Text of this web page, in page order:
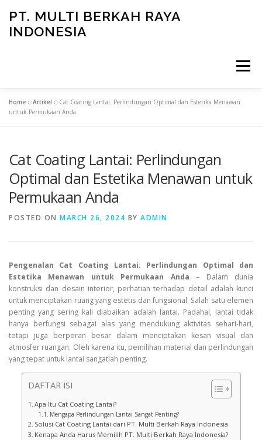
content
PT. MULTI BERKAH RAYA
INDONESIA
Menu
CONTACT
Home »Artikel »Cat Coating Lantai: Perlindungan Optimal dan Estetika Menawan
untuk Permukaan Anda
Cat Coating Lantai: Perlindungan
Optimal dan Estetika Menawan untuk
Permukaan Anda
POSTED ON MARCH 26, 2024 BY ADMIN
Pengenalan Cat Coating Lantai: Perlindungan Optimal dan
Estetika Menawan untuk Permukaan Anda – Dalam dunia
konstruksi dan desain interior, perhatian terhadap detail adalah kunci
untuk menciptakan ruang yang estetis dan fungsional. Salah satu elemen
penting yang sering kali diabaikan adalah lantai. Padahal, lantai tidak
hanya berfungsi sebagai alas yang mendukung aktivitas sehari-hari,
tetapi juga berperan besar dalam menciptakan kesan visual dan
atmosfer ruangan. Oleh karena itu, pemilihan material dan perlindungan
yang tepat untuk lantai sangatlah penting.
DAFTAR ISI
Apa Itu Cat Coating Lantai?
Mengapa Perlindungan Lantai Sangat Penting?
Solusi Cat Coating Lantai dari PT. Multi Berkah Raya Indonesia
Kenapa Anda Harus Memilih PT. Multi Berkah Raya Indonesia?